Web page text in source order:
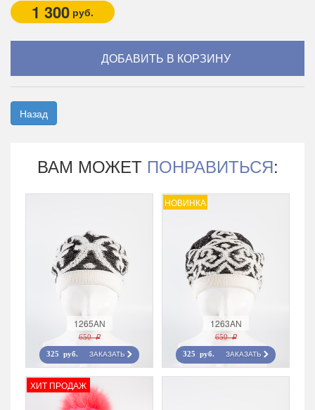
1 300 руб.
Назад
ВАМ МОЖЕТ ПОНРАВИТЬСЯ:
1265AN
650 r
325 руб. ЗАКАЗАТЬ
НОВИНКА
1263AN
650 r
325 руб. ЗАКАЗАТЬ
ХИТ ПРОДАЖ